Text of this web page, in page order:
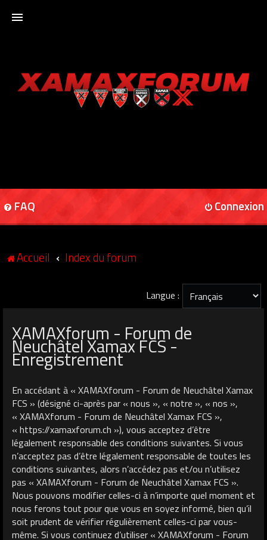
XAMAXFORUM
FAQ Connexion
Accueil Index du forum
Langue :
XAMAXforum - Forum de
Neuchâtel Xamax FCS -
Enregistrement
En accédant à « XAMAXforum - Forum de Neuchâtel Xamax
FCS » (désigné ci-après par « nous », « notre », « nos »,
« XAMAXforum - Forum de Neuchâtel Xamax FCS »,
« https://xamaxforum.ch »), vous acceptez d’être
légalement responsable des conditions suivantes. Si vous
n’acceptez pas d’être légalement responsable de toutes les
conditions suivantes, alors n’accédez pas et/ou n’utilisez
pas « XAMAXforum - Forum de Neuchâtel Xamax FCS ».
Nous pouvons modifier celles-ci à n’importe quel moment et
nous ferons tout pour que vous en soyez informé, bien qu’il
soit prudent de vérifier régulièrement celles-ci par vous-
même. Si vous continuez d’utiliser « XAMAXforum - Forum